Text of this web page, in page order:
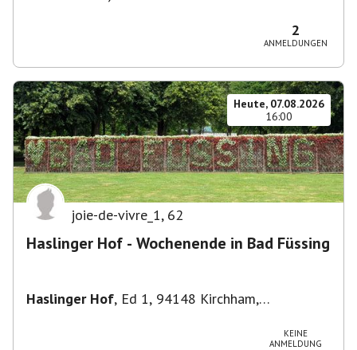
2
ANMELDUNGEN
Heute, 07.08.2026
16:00
joie-de-vivre_1, 62
Haslinger Hof - Wochenende in Bad Füssing
Haslinger Hof, Ed 1, 94148 Kirchham,
KEINE
ANMELDUNG